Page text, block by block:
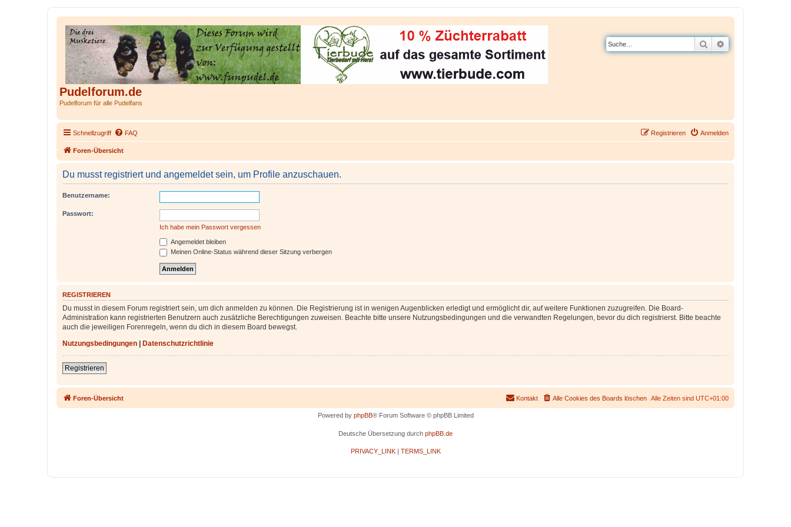
Pudelforum.de
Pudelforum für alle Pudelfans
Suche
Schnellzugriff FAQ Anmelden
Registrieren
Foren-Übersicht
Du musst registriert und angemeldet sein, um Profile anzuschauen.
Benutzername:
Passwort:
Ich habe mein Passwort vergessen
Angemeldet bleiben
Meinen Online-Status während dieser Sitzung verbergen
REGISTRIEREN
Du musst in diesem Forum registriert sein, um dich anmelden zu können. Die Registrierung ist in wenigen Augenblicken erledigt und ermöglicht dir, auf weitere Funktionen zuzugreifen. Die Board-
Administration kann registrierten Benutzern auch zusätzliche Berechtigungen zuweisen. Beachte bitte unsere Nutzungsbedingungen und die verwandten Regelungen, bevor du dich registrierst. Bitte beachte
auch die jeweiligen Forenregeln, wenn du dich in diesem Board bewegst.
Nutzungsbedingungen
Datenschutzrichtlinie
Registrieren
Foren-Übersicht Alle Zeiten sind UTC+01:00
Alle Cookies des Boards löschen
Kontakt
Powered by phpBB® Forum Software © phpBB Limited
Deutsche Übersetzung durch phpBB.de
PRIVACY_LINK| TERMS_LINK